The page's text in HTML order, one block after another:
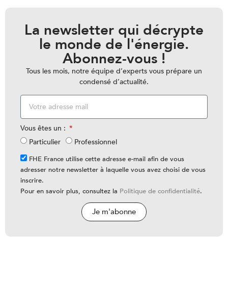
La newsletter qui décrypte
le monde de l'énergie.
Abonnez-vous !
Tous les mois, notre équipe d’experts vous prépare un
condensé d’actualité.
Vous êtes un :
Particulier
Professionnel
FHE France utilise cette adresse e-mail afin de vous
adresser notre newsletter à laquelle vous avez choisi de vous
inscrire.
Pour en savoir plus, consultez la Politique de confidentialité.
Je m'abonne